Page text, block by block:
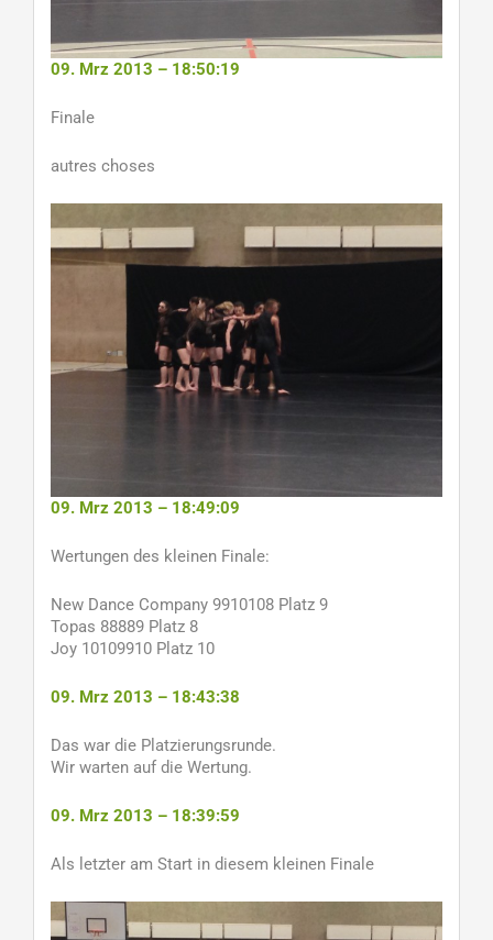
09. Mrz 2013 – 18:50:19
Finale
autres choses
09. Mrz 2013 – 18:49:09
Wertungen des kleinen Finale:
New Dance Company 9910108 Platz 9
Topas 88889 Platz 8
Joy 10109910 Platz 10
09. Mrz 2013 – 18:43:38
Das war die Platzierungsrunde.
Wir warten auf die Wertung.
09. Mrz 2013 – 18:39:59
Als letzter am Start in diesem kleinen Finale